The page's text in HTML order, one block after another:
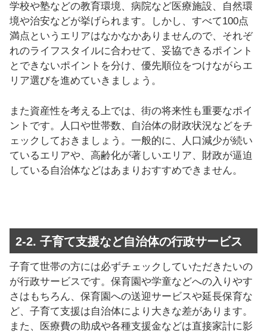
学校や塾などの教育環境、病院など医療施設、自然環
境や治安などが挙げられます。しかし、すべて100点
満点というエリアはなかなかありませんので、それぞ
れのライフスタイルに合わせて、妥協できるポイント
とできないポイントを分け、優先順位をつけながらエ
リア選びを進めていきましょう。
また資産性を考える上では、街の将来性も重要なポイ
ントです。人口や世帯数、自治体の財政状況などをチ
ェックしておきましょう。一般的に、人口減少が続い
ているエリアや、高齢化が著しいエリア、財政が逼迫
している自治体などはあまりおすすめできません。
2-2. 子育て支援など自治体の行政サービス
子育て世帯の方には必ずチェックしていただきたいの
が行政サービスです。保育園や学童などへの入りやす
さはもちろん、保育園への送迎サービスや延長保育な
ど、子育て支援は自治体により大きな差があります。
また、医療費の助成や各種支援金などは直接家計に影